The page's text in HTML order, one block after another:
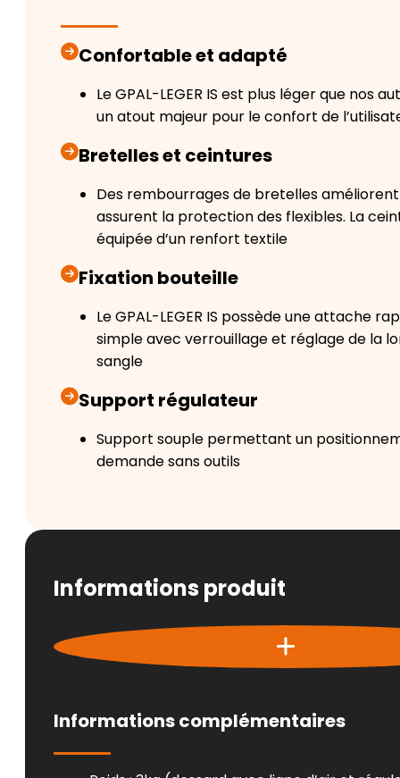
Confortable et adapté
Le GPAL-LEGER IS est plus léger que nos
un atout majeur pour le confort de
Bretelles et ceintures
Des rembourrages de bretelles
assurent la protection des flexibles. La
équipée d’un renfort textile
Fixation bouteille
Le GPAL-LEGER IS possède une attache
simple avec verrouillage et réglage de la
sangle
Support régulateur
Support souple permettant un
demande sans outils
Informations produit
Informations complémentaires